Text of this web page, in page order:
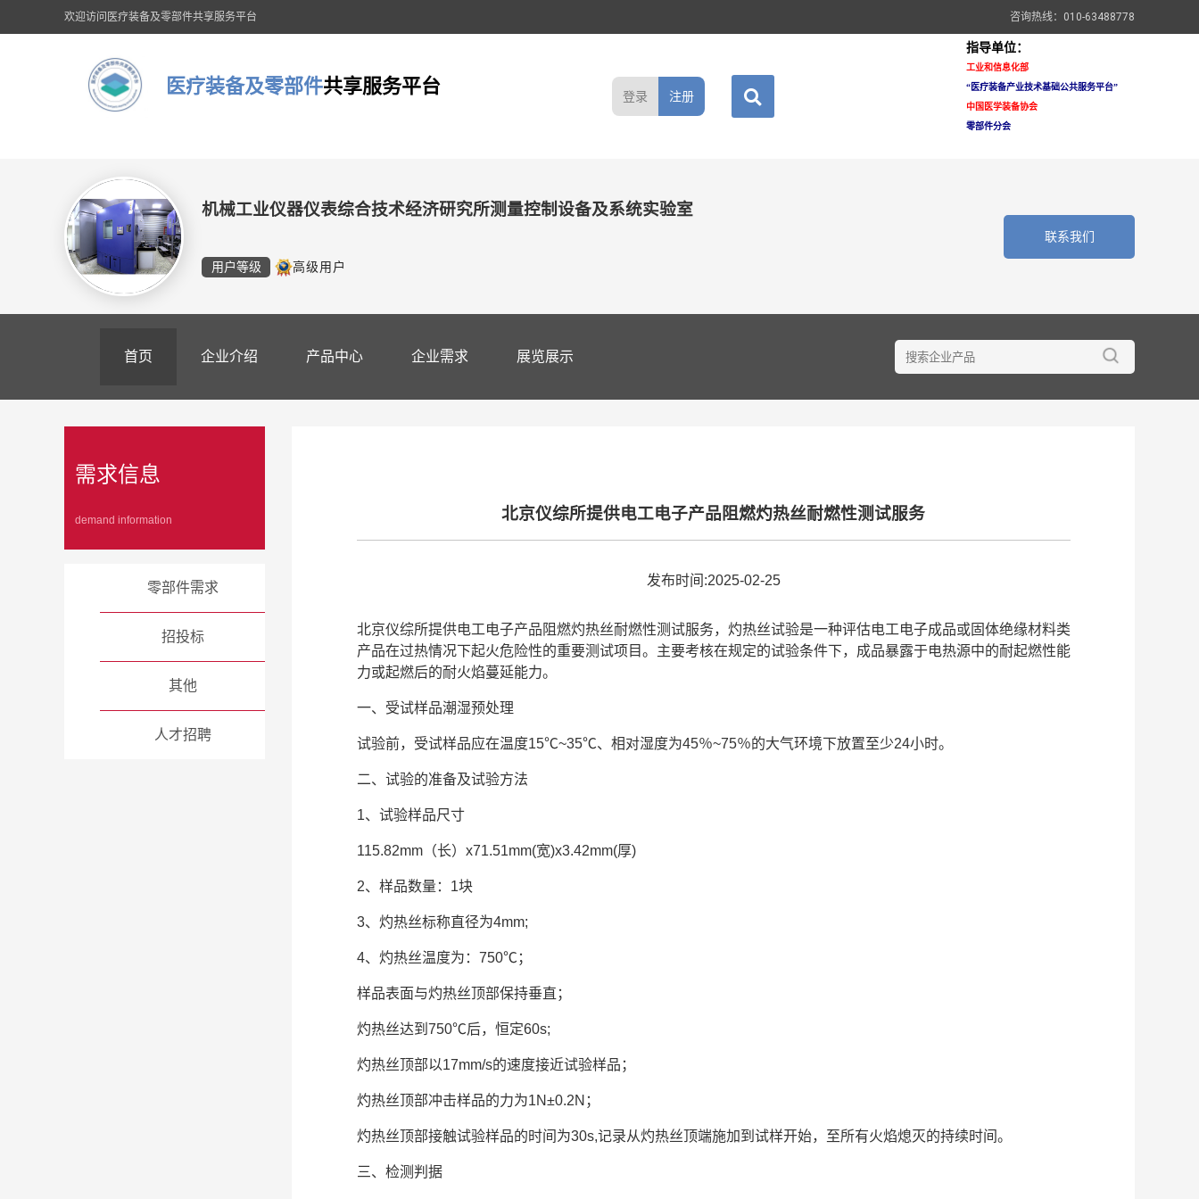
欢迎访问医疗装备及零部件共享服务平台 咨询热线：010-63488778
医疗装备及零部件共享服务平台 登录 注册
指导单位：
工业和信息化部
“医疗装备产业技术基础公共服务平台”
中国医学装备协会
零部件分会
机械工业仪器仪表综合技术经济研究所测量控制设备及系统实验室
用户等级 高级用户
联系我们
首页 企业介绍 产品中心 企业需求 展览展示
需求信息
demand information
零部件需求
招投标
其他
人才招聘
北京仪综所提供电工电子产品阻燃灼热丝耐燃性测试服务
发布时间:2025-02-25
北京仪综所提供电工电子产品阻燃灼热丝耐燃性测试服务，灼热丝试验是一种评估电工电子成品或固体绝缘材料类
产品在过热情况下起火危险性的重要测试项目。主要考核在规定的试验条件下，成品暴露于电热源中的耐起燃性能
力或起燃后的耐火焰蔓延能力。
一、受试样品潮湿预处理
试验前，受试样品应在温度15℃~35℃、相对湿度为45％~75％的大气环境下放置至少24小时。
二、试验的准备及试验方法
1、试验样品尺寸
115.82mm（长）x71.51mm(宽)x3.42mm(厚)
2、样品数量：1块
3、灼热丝标称直径为4mm;
4、灼热丝温度为：750℃；
样品表面与灼热丝顶部保持垂直；
灼热丝达到750℃后，恒定60s;
灼热丝顶部以17mm/s的速度接近试验样品；
灼热丝顶部冲击样品的力为1N±0.2N；
灼热丝顶部接触试验样品的时间为30s,记录从灼热丝顶端施加到试样开始，至所有火焰熄灭的持续时间。
三、检测判据